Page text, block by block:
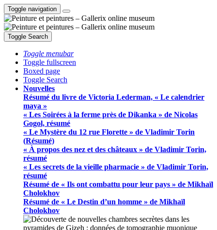
Toggle navigation
Toggle Search
Toggle menubar
Toggle fullscreen
Boxed page
Toggle Search
Nouvelles
Résumé du livre de Victoria Lederman, « Le calendrier
maya »
« Les Soirées à la ferme près de Dikanka » de Nicolas
Gogol, résumé
« Le Mystère du 12 rue Florette » de Vladimir Torin
(Résumé)
« À propos des nez et des châteaux » de Vladimir Torin,
résumé
« Les secrets de la vieille pharmacie » de Vladimir Torin,
résumé
Résumé de « Ils ont combattu pour leur pays » de Mikhaïl
Cholokhov
Résumé de « Le Destin d’un homme » de Mikhaïl
Cholokhov